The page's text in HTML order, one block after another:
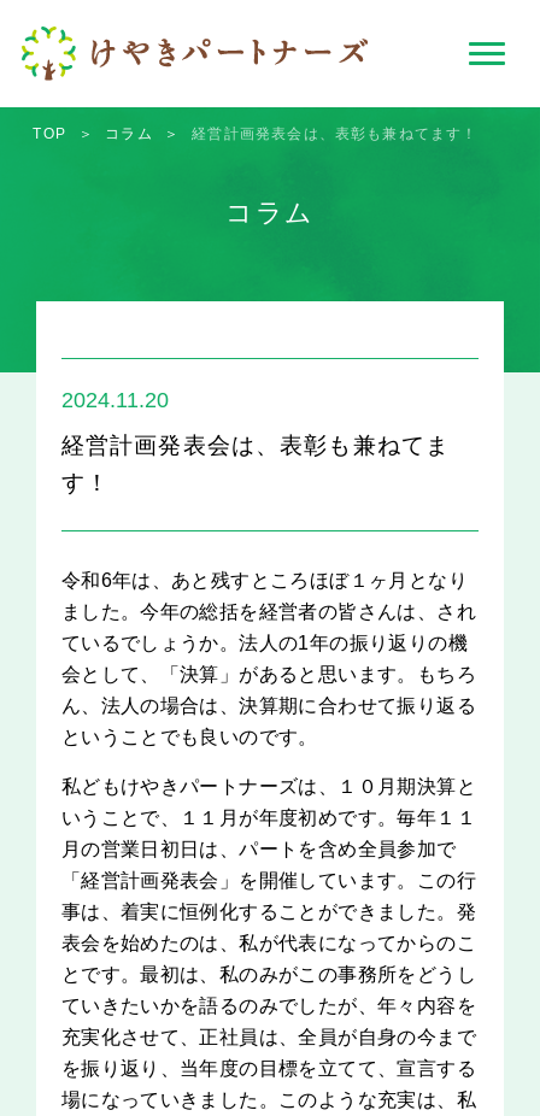
TOP ＞ コラム ＞ 経営計画発表会は、表彰も兼ねてます！
コラム
2024.11.20
経営計画発表会は、表彰も兼ねてま
す！
令和6年は、あと残すところほぼ１ヶ月となり
ました。今年の総括を経営者の皆さんは、され
ているでしょうか。法人の1年の振り返りの機
会として、「決算」があると思います。もちろ
ん、法人の場合は、決算期に合わせて振り返る
ということでも良いのです。
私どもけやきパートナーズは、１０月期決算と
いうことで、１１月が年度初めです。毎年１１
月の営業日初日は、パートを含め全員参加で
「経営計画発表会」を開催しています。この行
事は、着実に恒例化することができました。発
表会を始めたのは、私が代表になってからのこ
とです。最初は、私のみがこの事務所をどうし
ていきたいかを語るのみでしたが、年々内容を
充実化させて、正社員は、全員が自身の今まで
を振り返り、当年度の目標を立てて、宣言する
場になっていきました。このような充実は、私